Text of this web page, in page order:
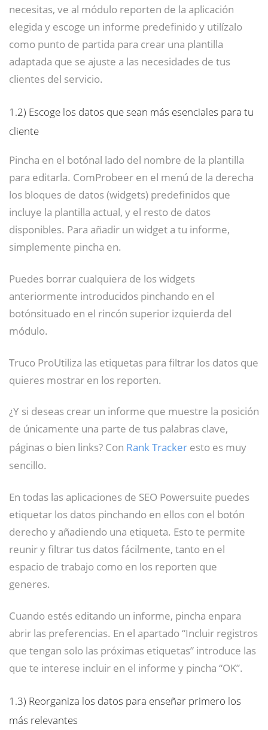
necesitas, ve al módulo reporten de la aplicación
elegida y escoge un informe predefinido y utilízalo
como punto de partida para crear una plantilla
adaptada que se ajuste a las necesidades de tus
clientes del servicio.
1.2) Escoge los datos que sean más esenciales para tu
cliente
Pincha en el botónal lado del nombre de la plantilla
para editarla. ComProbeer en el menú de la derecha
los bloques de datos (widgets) predefinidos que
incluye la plantilla actual, y el resto de datos
disponibles. Para añadir un widget a tu informe,
simplemente pincha en.
Puedes borrar cualquiera de los widgets
anteriormente introducidos pinchando en el
botónsituado en el rincón superior izquierda del
módulo.
Truco ProUtiliza las etiquetas para filtrar los datos que
quieres mostrar en los reporten.
¿Y si deseas crear un informe que muestre la posición
de únicamente una parte de tus palabras clave,
páginas o bien links? Con Rank Tracker esto es muy
sencillo.
En todas las aplicaciones de SEO Powersuite puedes
etiquetar los datos pinchando en ellos con el botón
derecho y añadiendo una etiqueta. Esto te permite
reunir y filtrar tus datos fácilmente, tanto en el
espacio de trabajo como en los reporten que
generes.
Cuando estés editando un informe, pincha enpara
abrir las preferencias. En el apartado “Incluir registros
que tengan solo las próximas etiquetas” introduce las
que te interese incluir en el informe y pincha “OK”.
1.3) Reorganiza los datos para enseñar primero los
más relevantes